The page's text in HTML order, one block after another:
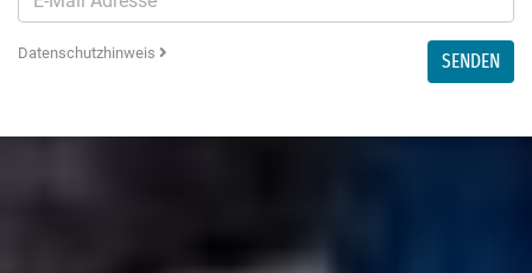
Datenschutzhinweis SENDEN